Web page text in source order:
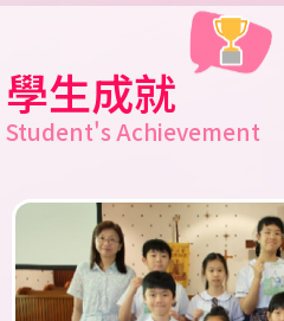
學生成就
Student's Achievement